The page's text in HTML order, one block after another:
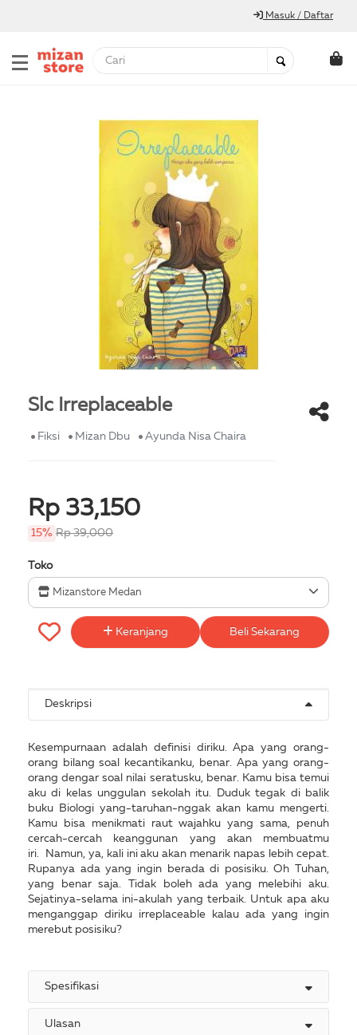
Masuk / Daftar
Slc Irreplaceable
Fiksi Mizan Dbu Ayunda Nisa Chaira
Rp 33,150
15% Rp 39,000
Toko
Mizanstore Medan
Keranjang Beli Sekarang
Deskripsi
Kesempurnaan adalah definisi diriku. Apa yang orang-
orang bilang soal kecantikanku, benar. Apa yang orang-
orang dengar soal nilai seratusku, benar. Kamu bisa temui
aku di kelas unggulan sekolah itu. Duduk tegak di balik
buku Biologi yang-taruhan-nggak akan kamu mengerti.
Kamu bisa menikmati raut wajahku yang sama, penuh
cercah-cercah keanggunan yang akan membuatmu
iri. Namun, ya, kali ini aku akan menarik napas lebih cepat.
Rupanya ada yang ingin berada di posisiku. Oh Tuhan,
yang benar saja. Tidak boleh ada yang melebihi aku.
Sejatinya-selama ini-akulah yang terbaik. Untuk apa aku
menganggap diriku irreplaceable kalau ada yang ingin
merebut posisiku?
Spesifikasi
Ulasan